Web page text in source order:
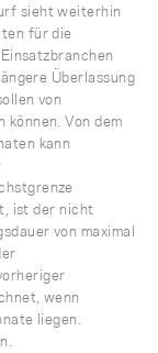
sieht weiterhin
für die
Überlassung
von
Von dem
kann
ist der nicht
von maximal
wenn
liegen.